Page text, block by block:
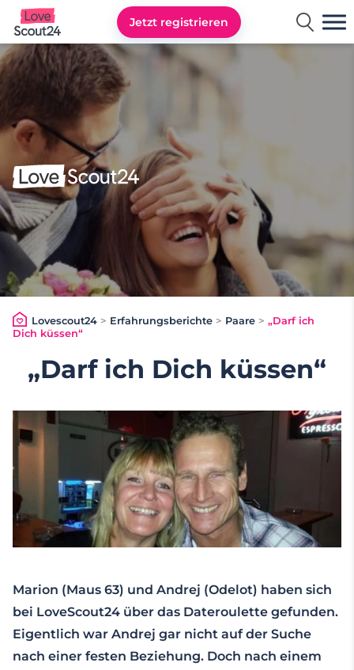
Lovescout24
Jetzt registrieren
Lovescout24> Erfahrungsberichte > Paare > „Darf ich
Dich küssen“
„Darf ich Dich küssen“
Marion (Maus 63) und Andrej (Odelot) haben sich
bei LoveScout24 über das Dateroulette gefunden.
Eigentlich war Andrej gar nicht auf der Suche
nach einer festen Beziehung. Doch nach einem